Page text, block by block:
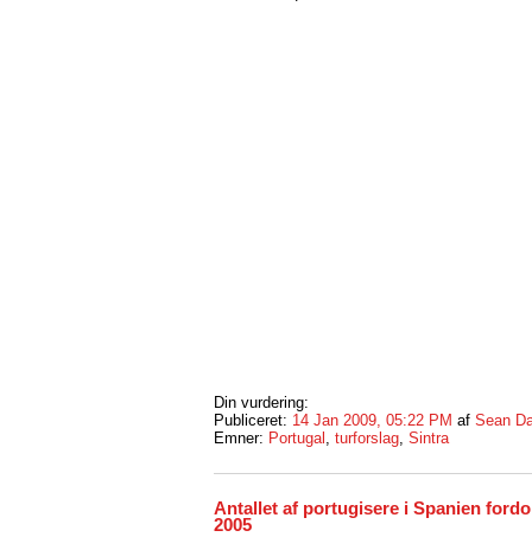
Din vurdering:
Publiceret: 14 Jan 2009, 05:22 PM af Sean
Emner: Portugal , turforslag, Sintra
Antallet af portugisere i Spanien
2005